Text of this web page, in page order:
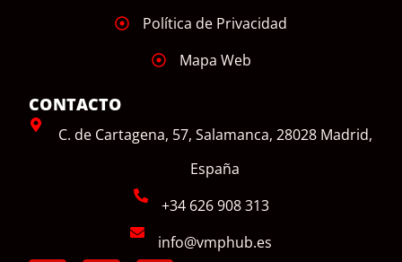
Política de Privacidad
Mapa Web
CONTACTO
C. de Cartagena, 57, Salamanca, 28028 Madrid,
España
+34 626 908 313
info@vmphub.es